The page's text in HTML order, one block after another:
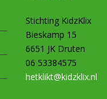
Stichting KidzKlix
Bieskamp 15
6651 JK Druten
06 53384575
hetklikt@kidzklix.nl